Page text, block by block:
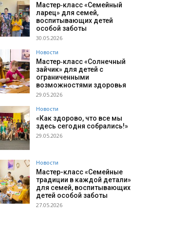
Мастер‑класс «Семейный
ларец» для семей,
воспитывающих детей
особой заботы
30.05.2026
Новости
Мастер‑класс «Солнечный
зайчик» для детей с
ограниченными
возможностями здоровья
29.05.2026
Новости
«Как здорово, что все мы
здесь сегодня собрались!»
29.05.2026
Новости
Мастер-класс «Семейные
традиции в каждой детали»
для семей, воспитывающих
детей особой заботы
27.05.2026